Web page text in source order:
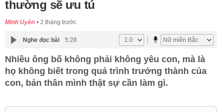
thường sẽ ưu tú
Minh Uyên 2 tháng trước
Nghe đọc bài 5:28
Nhiều ông bố không phải không yêu con, mà là
họ không biết trong quá trình trưởng thành của
con, bản thân mình thật sự cần làm gì.